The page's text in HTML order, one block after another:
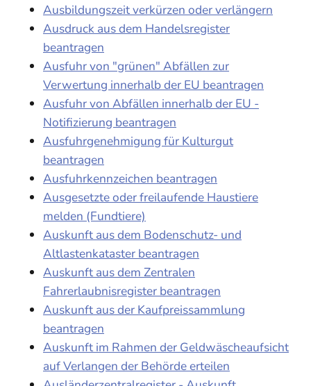
Ausbildungszeit verkürzen oder verlängern
Ausdruck aus dem Handelsregister
beantragen
Ausfuhr von "grünen" Abfällen zur
Verwertung innerhalb der EU beantragen
Ausfuhr von Abfällen innerhalb der EU -
Notifizierung beantragen
Ausfuhrgenehmigung für Kulturgut
beantragen
Ausfuhrkennzeichen beantragen
Ausgesetzte oder freilaufende Haustiere
melden (Fundtiere)
Auskunft aus dem Bodenschutz- und
Altlastenkataster beantragen
Auskunft aus dem Zentralen
Fahrerlaubnisregister beantragen
Auskunft aus der Kaufpreissammlung
beantragen
Auskunft im Rahmen der Geldwäscheaufsicht
auf Verlangen der Behörde erteilen